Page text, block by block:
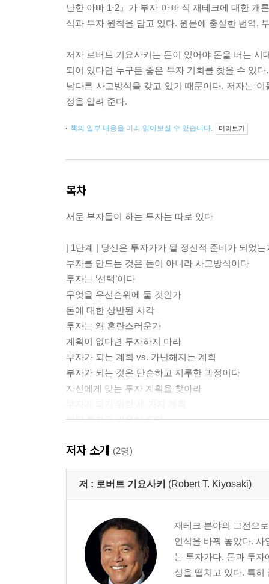
난한 아빠 1·2』가 부자 아빠 식 재테크에 대한 개
식과 투자 원칙을 담고 있다. 원문에 충실한 번역,
저자 로버트 기요사키는 돈이 있어야 돈을 버는
되어 있다면 누구든 좋은 투자 기회를 찾을 수 있
남다른 사고방식을 갖고 있기 때문이다. 저자는
정을 알려 준다.
책의 일부 내용을 미리 읽어보실 수 있습니다. 미리보기
목차
서문 부자들이 하는 투자는 따로 있다
| 1단계 | 당신은 투자가가 될 정신적 준비가 되었는
부자를 만드는 것은 돈이 아니라 사고방식이다
투자는 ‘선택’이다
무엇을 우선순위에 둘 것인가
돈에 대한 상반된 시각
투자는 왜 혼란스러운가
계획이 없다면 투자하지 마라
부자가 되는 계획 vs. 가난해지는 계획
부자가 되는 것은 단순하고 지루한 과정이다
자신에게 맞는 투자 계획을 찾아라
어떤 투자든 비용이 든다
당신은 어느 쪽에 앉을 것인가
투자의 일곱 가지 기본 규칙
투자 안전망을 갖추는 법
부자가 되는 여덟 가지 방법
당신의 투자 계획은 무엇인가
| 2단계 | 어떤 유형의 투자가가 될 것인가
저자 소개 (2명)
저 : 로버트 기요사키 (Robert T. Kiyosaki)
재테크 분야의 고전으
인식을 바꿔 놓았다.
는 투자가다. 돈과 투
성을 떨치고 있다. 특히